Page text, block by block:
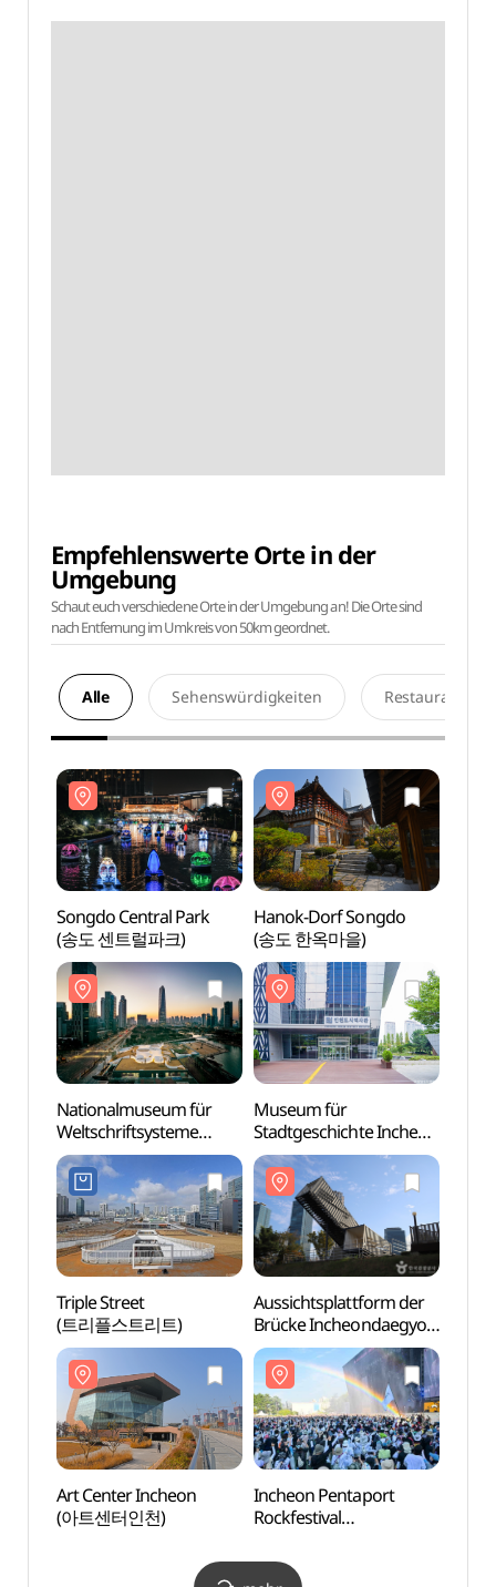
Empfehlenswerte Orte in der
Umgebung
Schaut euch verschiedene Orte in der Umgebung an! Die Orte sind
nach Entfernung im Umkreis von 50km geordnet.
Alle Sehenswürdigkeiten Restaurants
Songdo Central Park
(송도 센트럴파크)
Hanok-Dorf Songdo
(송도 한옥마을)
Nationalmuseum für
Weltschriftsysteme
(국립세계문자박물관)
Museum für
Stadtgeschichte Incheon
(인천도시역사관)
Triple Street
(트리플스트리트)
Aussichtsplattform der
Brücke Incheondaegyo
(인천대교전망대)
Art Center Incheon
(아트센터인천)
Incheon Pentaport
Rockfestival
페스티벌)